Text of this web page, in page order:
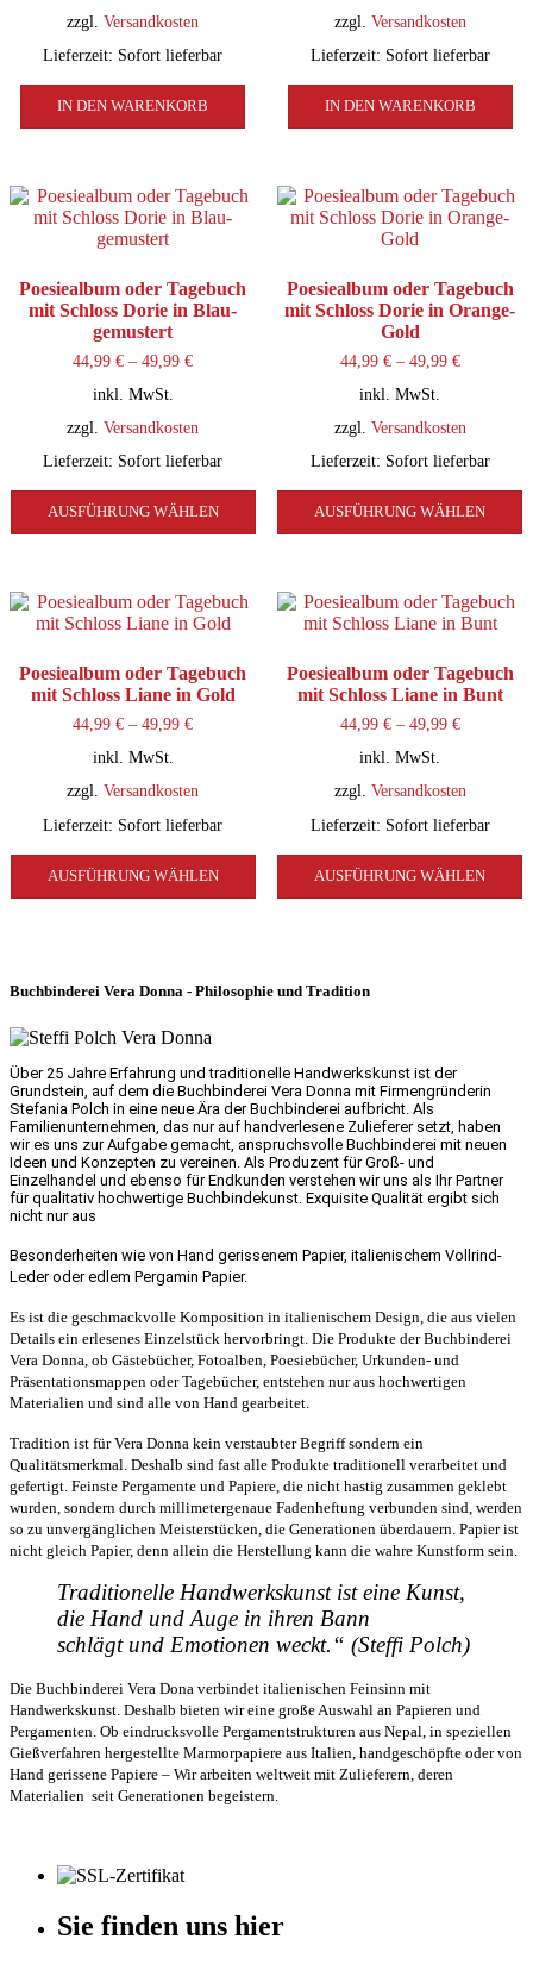
49,00 €
zzgl.Versandkosten
Lieferzeit: Sofort lieferbar
IN DEN WARENKORB
49,00 €
zzgl. Versandkosten
Lieferzeit: Sofort lieferbar
IN DEN WARENKORB
Poesiealbum oder Tagebuch
mit Schloss Dorie in Blau-
gemustert
44,99€ –49,99€
inkl. MwSt.
zzgl.Versandkosten
Lieferzeit: Sofort lieferbar
AUSFÜHRUNG WÄHLEN
Dieses
Produkt
weist
auf.
können
Produktseite
Poesiealbum oder Tagebuch
mit Schloss Dorie in Orange-
Gold
44,99 €– 49,99 €
inkl. MwSt.
zzgl. Versandkosten
Lieferzeit: Sofort lieferbar
AUSFÜHRUNG WÄHLEN
Poesiealbum oder Tagebuch
mit Schloss Liane in Gold
44,99€ –49,99€
inkl. MwSt.
zzgl.Versandkosten
Lieferzeit: Sofort lieferbar
AUSFÜHRUNG WÄHLEN
Dieses
Produkt
weist
Die
der
Produktseite
gewählt
werden
Poesiealbum oder Tagebuch
mit Schloss Liane in Bunt
44,99 €– 49,99 €
inkl. MwSt.
zzgl. Versandkosten
Lieferzeit: Sofort lieferbar
AUSFÜHRUNG WÄHLEN
Buchbinderei Vera Donna - Philosophie und Tradition
Über 25 Jahre Erfahrung und traditionelle Handwerkskunst ist der
Grundstein, auf dem die Buchbinderei Vera Donna mit Firmengründerin
Stefania Polch in eine neue Ära der Buchbinderei aufbricht. Als
Familienunternehmen, das nur auf handverlesene Zulieferer setzt, haben
wir es uns zur Aufgabe gemacht, anspruchsvolle Buchbinderei mit neuen
Ideen und Konzepten zu vereinen. Als Produzent für Groß- und
Einzelhandel und ebenso für Endkunden verstehen wir uns als Ihr Partner
für qualitativ hochwertige Buchbindekunst. Exquisite Qualität ergibt sich
nicht nur aus
Besonderheiten wie von Hand gerissenem Papier, italienischem Vollrind-
Leder oder edlem Pergamin Papier.
Es ist die geschmackvolle Komposition in italienischem Design, die aus vielen
Details ein erlesenes Einzelstück hervorbringt. Die Produkte der Buchbinderei
Vera Donna, ob Gästebücher, Fotoalben, Poesiebücher, Urkunden- und
Präsentationsmappen oder Tagebücher, entstehen nur aus hochwertigen
Materialien und sind alle von Hand gearbeitet.
Tradition ist für Vera Donna kein verstaubter Begriff sondern ein
Qualitätsmerkmal. Deshalb sind fast alle Produkte traditionell verarbeitet und
gefertigt. Feinste Pergamente und Papiere, die nicht hastig zusammen geklebt
wurden, sondern durch millimetergenaue Fadenheftung verbunden sind, werden
so zu unvergänglichen Meisterstücken, die Generationen überdauern. Papier ist
nicht gleich Papier, denn allein die Herstellung kann die wahre Kunstform sein.
Traditionelle Handwerkskunst ist eine Kunst,
die Hand und Auge in ihren Bann
schlägt und Emotionen weckt.“ (Steffi Polch)
Die Buchbinderei Vera Dona verbindet italienischen Feinsinn mit
Handwerkskunst. Deshalb bieten wir eine große Auswahl an Papieren und
Pergamenten. Ob eindrucksvolle Pergamentstrukturen aus Nepal, in speziellen
Gießverfahren hergestellte Marmorpapiere aus Italien, handgeschöpfte oder von
Hand gerissene Papiere – Wir arbeiten weltweit mit Zulieferern, deren
Materialien seit Generationen begeistern.
Sie finden uns hier